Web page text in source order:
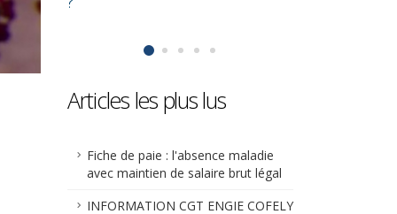
Articles les plus lus
Fiche de paie : l'absence maladie
avec maintien de salaire brut légal
INFORMATION CGT ENGIE COFELY